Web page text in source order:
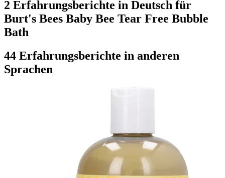
2 Erfahrungsberichte in Deutsch für
Burt's Bees Baby Bee Tear Free Bubble
Bath
44 Erfahrungsberichte in anderen
Sprachen